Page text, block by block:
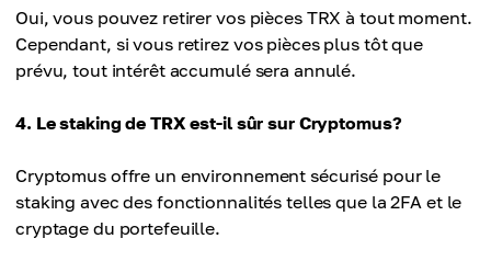
Oui, vous pouvez retirer vos pièces TRX à tout moment.
Cependant, si vous retirez vos pièces plus tôt que
prévu, tout intérêt accumulé sera annulé.
4. Le staking de TRX est-il sûr sur Cryptomus?
Cryptomus offre un environnement sécurisé pour le
staking avec des fonctionnalités telles que la 2FA et le
cryptage du portefeuille.